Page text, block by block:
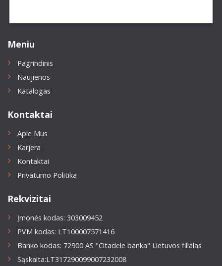
Meniu
Pagrindinis
Naujienos
Katalogas
Kontaktai
Apie Mus
Karjera
Kontaktai
Privatumo Politika
Rekvizitai
Įmonės kodas: 303009452
PVM kodas: LT100007571416
Banko kodas: 72900 AS "Citadele banka" Lietuvos filialas
Sąskaita:LT317290099007232008